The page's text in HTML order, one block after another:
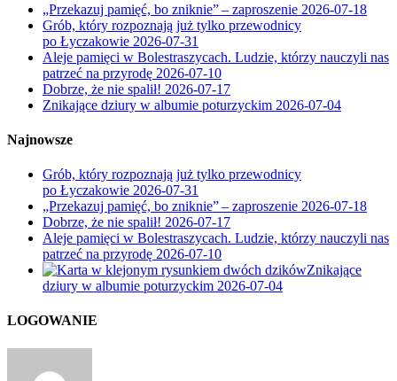
„Przekazuj pamięć, bo zniknie” – zaproszenie 2026-07-18
Grób, który rozpoznają już tylko przewodnicy
po Łyczakowie 2026-07-31
Aleje pamięci w Bolestraszycach. Ludzie, którzy nauczyli nas
patrzeć na przyrodę 2026-07-10
Dobrze, że nie spalił! 2026-07-17
Znikające dziury w albumie poturzyckim 2026-07-04
Najnowsze
Grób, który rozpoznają już tylko przewodnicy
po Łyczakowie 2026-07-31
„Przekazuj pamięć, bo zniknie” – zaproszenie 2026-07-18
Dobrze, że nie spalił! 2026-07-17
Aleje pamięci w Bolestraszycach. Ludzie, którzy nauczyli nas
patrzeć na przyrodę 2026-07-10
Znikające
dziury w albumie poturzyckim 2026-07-04
LOGOWANIE